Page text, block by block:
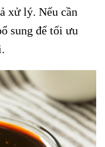
xử lý. Nếu cần
sung để tối ưu